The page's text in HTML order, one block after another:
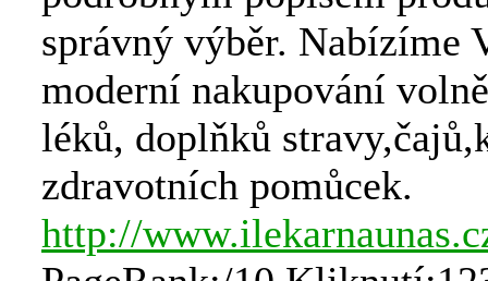
správný výběr. Nabízíme
moderní nakupování
léků, doplňků
zdravotních pomůcek.
http://